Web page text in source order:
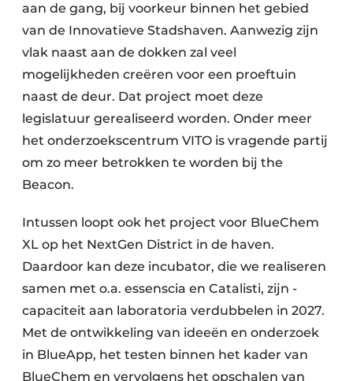
aan de gang, bij voorkeur binnen het gebied
van de Innovatieve Stadshaven. Aanwezig zijn
vlak naast aan de dokken zal veel
mogelijkheden creëren voor een proeftuin
naast de deur. Dat project moet deze
legislatuur gerealiseerd worden. Onder meer
het onderzoekscentrum VITO is vragende partij
om zo meer betrokken te worden bij the
Beacon.
Intussen loopt ook het project voor BlueChem
XL op het NextGen District in de haven.
Daardoor kan deze incubator, die we realiseren
samen met o.a. essenscia en Catalisti, zijn ­
capaciteit aan laboratoria verdubbelen in 2027.
Met de ontwikkeling van ideeën en onderzoek
in BlueApp, het testen binnen het kader van
BlueChem en vervolgens het opschalen van